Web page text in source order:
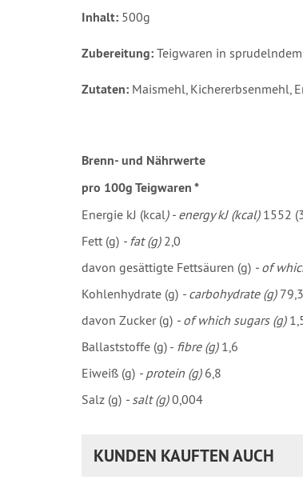
Inhalt: 500g
Zubereitung: Teigwaren in
Zutaten: Maismehl, Kichererbsenmehl,
Brenn- und Nährwerte
pro 100g Teigwaren *
Energie kJ (kcal) - energy kJ (kcal) 1552
Fett (g) - fat (g) 2,0
davon gesättigte Fettsäuren (g) - of
Kohlenhydrate (g) - carbohydrate (g) 79,3
davon Zucker (g) - of which sugars (g)
Ballaststoffe (g) - fibre (g) 1,6
Eiweiß (g) - protein (g) 6,8
Salz (g) - salt (g)0,004
KUNDEN KAUFTEN AUCH